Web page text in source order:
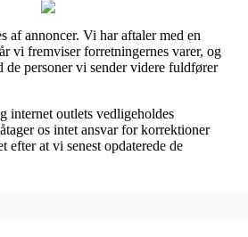
af annoncer. Vi har aftaler med en
vi fremviser forretningernes varer, og
personer vi sender videre fuldfører
internet outlets vedligeholdes
os intet ansvar for korrektioner
efter at vi senest opdaterede de